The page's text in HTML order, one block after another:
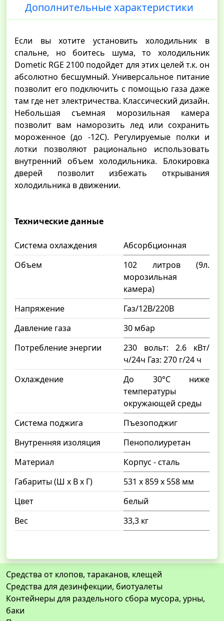
Дополнительные характеристики
Если вы хотите установить холодильник в
спальне, но боитесь шума, то холодильник
Dometic RGE 2100 подойдет для этих целей т.к. он
абсолютно бесшумный. Универсальное питание
позволит его подключить с помощью газа даже
там где нет электричества. Классический дизайн.
Небольшая съемная морозильная камера
позволит вам наморозить лед или сохранить
мороженное (до -12С). Регулируемые полки и
лотки позволяют рационально использовать
внутренний объем холодильника. Блокировка
дверей позволит избежать открывания
холодильника в движении.
Технические данные
Система охлаждения
Абсорбционная
Объем
102 литров (9л.
морозильная
камера)
Напряжение
Газ/12В/220В
Давление газа
30 мбар
Потребление энергии
230 вольт: 2.6 кВт/
ч/24ч Газ: 270 г/24 ч
Охлаждение
До 30°С ниже
температуры
окружающей среды
Система поджига
Пъезоподжиг
Внутренняя изоляция
Пенополиуретан
Материал
Корпус - сталь
Габариты (Ш x В x Г)
531 х 859 х 558 мм
Цвет
белый
Вес
33,3 кг
Средства от клопов, тараканов, клещей
Средства для дезинфекции, биотуалеты
Контейнеры для раздельного сбора мусора, урны,
баки